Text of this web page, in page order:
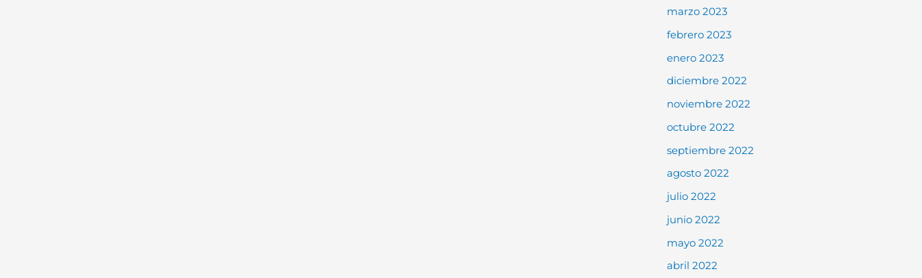
marzo 2023
febrero 2023
enero 2023
diciembre 2022
noviembre 2022
octubre 2022
septiembre 2022
agosto 2022
julio 2022
junio 2022
mayo 2022
abril 2022